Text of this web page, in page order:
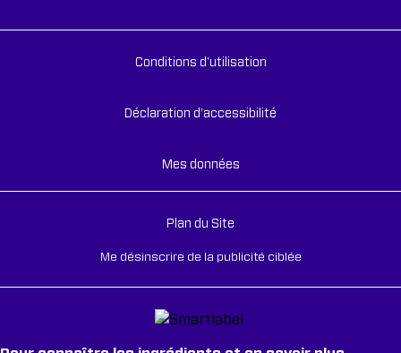
Conditions d'utilisation
Déclaration d’accessibilité
Mes données
Plan du Site
Me désinscrire de la publicité ciblée